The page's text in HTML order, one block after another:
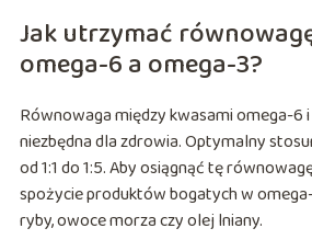
Jak utrzymać
omega-6 a omega-3?
Równowaga między kwasami omega-6
niezbędna dla zdrowia. Optymalny
od 1:1 do 1:5. Aby osiągnąć tę
spożycie produktów bogatych w
ryby, owoce morza czy olej lniany.